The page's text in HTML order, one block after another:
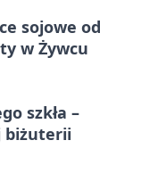
sojowe od
w Żywcu
szkła –
biżuterii